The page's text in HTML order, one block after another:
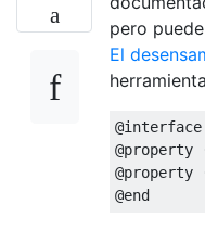
pero
El
@interface
@property
@property
@end